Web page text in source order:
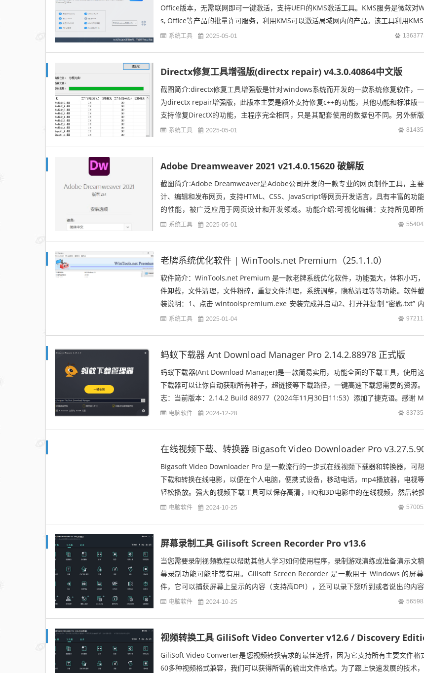
Office版本，无需联网即可一键激活，支持UEFI的KMS激活工具。KMS服务是微软对
s, Office等产品的批量许可服务，利用KMS可以激活局域网内的产品。该工具利用
系统工具 2025-05-01
Directx修复工具增强版(directx repair) v4.3.0.40864中文版
截图简介:directx修复工具增强版是针对windows系统而开发的一款系统修复软件，
为directx repair增强版，此版本主要是额外支持修复c++的功能，其他功能和标准版
支持修复DirectX的功能，主程序完全相同，只是其配套使用的数据包不同。另外新
了C++2015...
系统工具 2025-05-01
Adobe Dreamweaver 2021 v21.4.0.15620 破解版
截图简介:Adobe Dreamweaver是Adobe公司开发的一款专业的网页制作工具，主
计、编辑和发布网页，支持HTML、CSS、JavaScript等网页开发语言，具有丰富的功
的性能，被广泛应用于网页设计和开发领域。功能介绍:可视化编辑：支持所见即
计，可直观地设计网页布...
系统工具 2025-05-01
老牌系统优化软件 | WinTools.net Premium（25.1.1.0）
软件简介：WinTools.net Premium 是一款老牌系统优化软件，功能强大，体积小巧
件卸载，文件清理，文件粉碎，重复文件清理，系统调整，隐私清理等等功能。软件
装说明：1、点击 wintoolspremium.exe 安装完成并启动2、打开并复制 “密匙.txt”
粘...系统工具 2025-01-04
蚂蚁下载器 Ant Download Manager Pro 2.14.2.88978 正式版
蚂蚁下载器(Ant Download Manager)是一款简易实用，功能全面的下载工具，使用
下载器可以让你自动获取所有种子，超链接等下载路径，一键高速下载您需要的资源
志：当前版本：2.14.2 Build 88977（2024年11月30日11:53）添加了捷克语。感谢
电脑软件 2024-12-28
在线视频下载、转换器 Bigasoft Video Downloader Pro
Bigasoft Video Downloader Pro 是一款流行的一步式在线视频下载器和转换器，可
下载和转换在线电影，以便在个人电脑，便携式设备，移动电话，mp4播放器，电视
轻松播放。强大的视频下载工具可以保存高清，HQ和3D电影中的在线视频，然后转换
4，AVI，WMV...
电脑软件 2024-10-25
屏幕录制工具 Gilisoft Screen Recorder Pro v13.6
当您需要录制视频教程以帮助其他人学习如何使用程序，录制游戏演练或准备演示文
幕录制功能可能非常有用。Gilisoft Screen Recorder 是一款用于 Windows 的屏
件，它可以捕获屏幕上显示的内容（支持高DPI），还可以录下您听到或者说出的内
它们作为压缩视频文件...
电脑软件 2024-10-25
GiliSoft Video Converter是您视频转换需求的最佳选择，因为它支持所有主要文件格
60多种视频格式兼容，我们可以获得所需的输出文件格式。为了跟上快速发展的技术